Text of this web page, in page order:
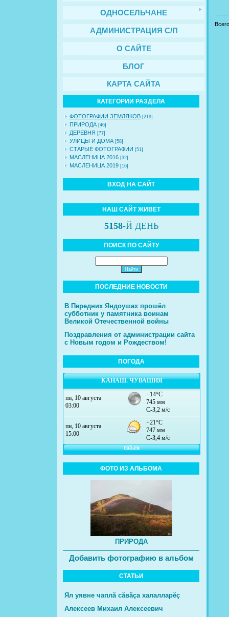
ОДНОСЕЛЬЧАНЕ
АДМИНИСТРАЦИЯ С/П
О САЙТЕ
БЛОГ
КАРТА САЙТА
КАТЕГОРИИ РАЗДЕЛА
ФОТОГРАФИИ ЗЕМЛЯКОВ [219]
ПРИРОДА [46]
ДЕРЕВНЯ [77]
УЛИЦЫ И ДОМА [58]
СТАРЫЕ ФОТОГРАФИИ [51]
МАСЛЕНИЦА 2016 [32]
МАСЛЕНИЦА 2019 [16]
ВХОД НА САЙТ
НАШ САЙТ ЖИВЁТ
5158-Й ДЕНЬ
ПОИСК ПО САЙТУ
ПОСЛЕДНИЕ НОВОСТИ
В Передних Яндоушах прошёл
субботник у памятника воинам
Великой Отечественной войны
Поздравления от администрации сайта
с Новым годом и Рождеством!
ПОГОДА
КАНАШ. ЧУВАШИЯ
ФОТО ИЗ АЛЬБОМА
ПРИРОДА
Добавить фотографию в альбом
СТАТЬИ
Ял уявне чаплă сăвăçа халалларĕç
Алексеев Михаил Алексеевич